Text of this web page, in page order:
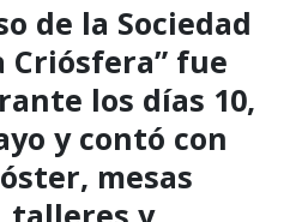
de la Sociedad
Criósfera” fue
los días 10,
y contó con
mesas